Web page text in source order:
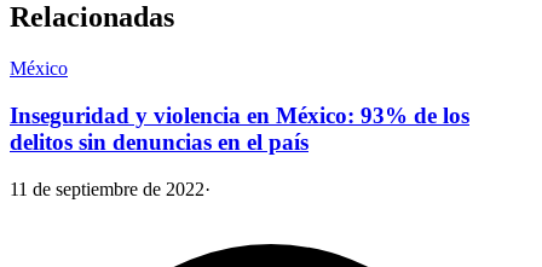
Relacionadas
México
Inseguridad y violencia en México: 93% de los
delitos sin denuncias en el país
11 de septiembre de 2022·